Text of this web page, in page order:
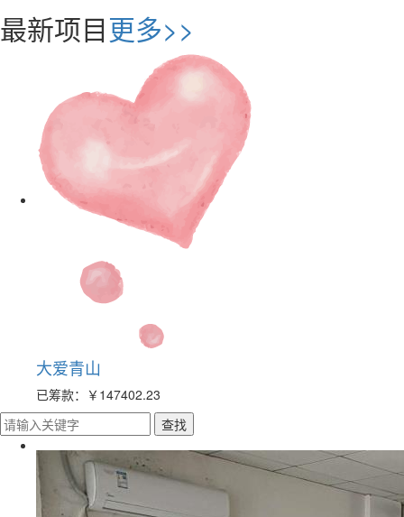
最新项目更多>>
大爱青山
已筹款： ￥147402.23